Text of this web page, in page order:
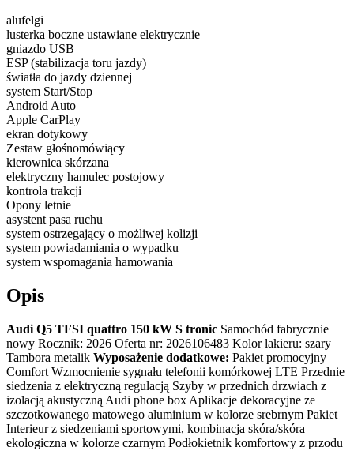
alufelgi
lusterka boczne ustawiane elektrycznie
gniazdo USB
ESP (stabilizacja toru jazdy)
światła do jazdy dziennej
system Start/Stop
Android Auto
Apple CarPlay
ekran dotykowy
Zestaw głośnomówiący
kierownica skórzana
elektryczny hamulec postojowy
kontrola trakcji
Opony letnie
asystent pasa ruchu
system ostrzegający o możliwej kolizji
system powiadamiania o wypadku
system wspomagania hamowania
Opis
Audi Q5 TFSI quattro 150 kW S tronic Samochód fabrycznie
nowy Rocznik: 2026 Oferta nr: 2026106483 Kolor lakieru: szary
Tambora metalik Wyposażenie dodatkowe: Pakiet promocyjny
Comfort Wzmocnienie sygnału telefonii komórkowej LTE Przednie
siedzenia z elektryczną regulacją Szyby w przednich drzwiach z
izolacją akustyczną Audi phone box Aplikacje dekoracyjne ze
szczotkowanego matowego aluminium w kolorze srebrnym Pakiet
Interieur z siedzeniami sportowymi, kombinacja skóra/skóra
ekologiczna w kolorze czarnym Podłokietnik komfortowy z przodu